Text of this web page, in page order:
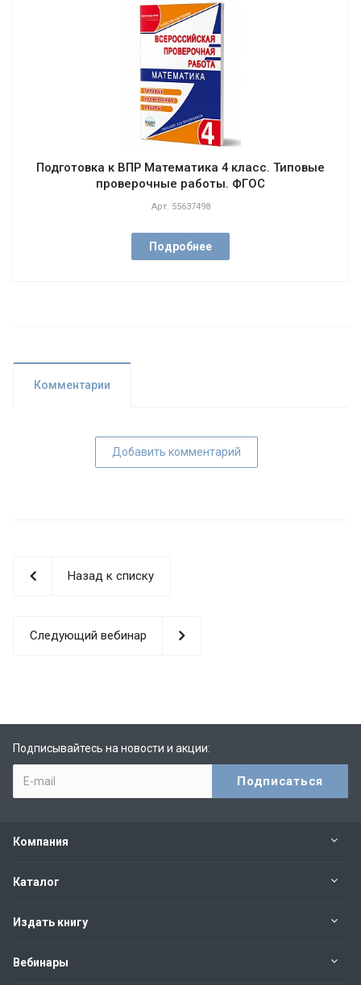
Подготовка к ВПР Математика 4 класс. Типовые
проверочные работы. ФГОС
Арт. 55637498
Подробнее
Комментарии
Добавить комментарий
Назад к списку
Следующий вебинар
Подписывайтесь на новости и акции:
Компания
Каталог
Издать книгу
Вебинары